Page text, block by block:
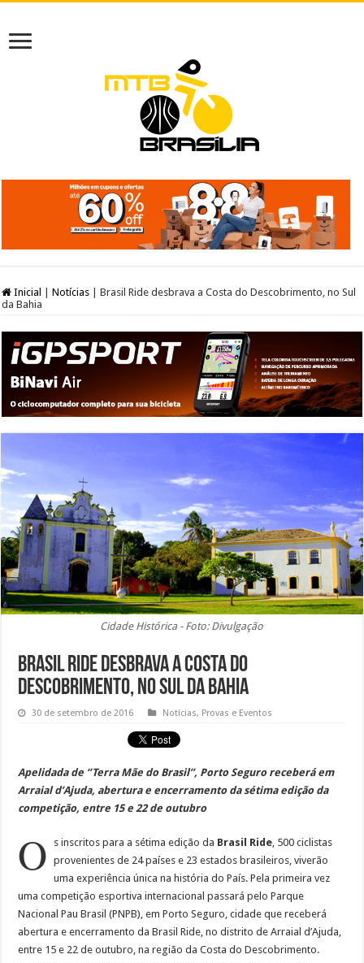
Inicial Notícias
Brasil Ride desbrava a Costa do Descobrimento, no Sul
da Bahia
Cidade Histórica - Foto: Divulgação
Brasil Ride desbrava a Costa do
Descobrimento, no Sul da Bahia
30 de setembro de 2016 Notícias, Provas e Eventos
Apelidada de “Terra Mãe do Brasil”, Porto Seguro receberá em
Arraial d’Ajuda, abertura e encerramento da sétima edição da
competição, entre 15 e 22 de outubro
O s inscritos para a sétima edição da Brasil Ride, 500 ciclistas
provenientes de 24 países e 23 estados brasileiros, viverão
uma experiência única na história do País. Pela primeira vez
uma competição esportiva internacional passará pelo Parque
Nacional Pau Brasil (PNPB), em Porto Seguro, cidade que receberá
abertura e encerramento da Brasil Ride, no distrito de Arraial d’Ajuda,
entre 15 e 22 de outubro, na região da Costa do Descobrimento.